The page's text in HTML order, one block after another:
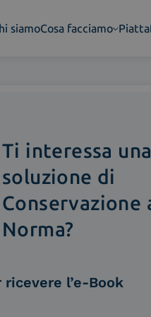
siamoCosa facciamo
Ti interessa una
soluzione di
Conservazione
Norma?
l’e-Book